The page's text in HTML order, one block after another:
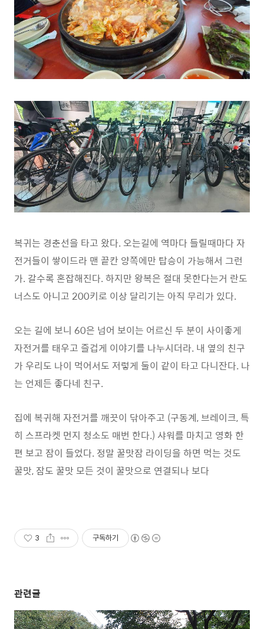
복귀는 경춘선을 타고 왔다. 오는길에 역마다 들릴때마다 자
전거들이 쌓이드라 맨 끝칸 양쪽에만 탑승이 가능해서 그런
가. 갈수록 혼잡해진다. 하지만 왕복은 절대 못한다는거 란도
너스도 아니고 200키로 이상 달리기는 아직 무리가 있다.
오는 길에 보니 60은 넘어 보이는 어르신 두 분이 사이좋게
자전거를 태우고 즐겁게 이야기를 나누시더라. 내 옆의 친구
가 우리도 나이 먹어서도 저렇게 둘이 같이 타고 다니잔다. 나
는 언제든 좋다네 친구.
집에 복귀해 자전거를 깨끗이 닦아주고 (구동계, 브레이크, 특
히 스프라켓 먼지 청소도 매번 한다.) 샤워를 마치고 영화 한
편 보고 잠이 들었다. 정말 꿀맛잠 라이딩을 하면 먹는 것도
꿀맛, 잠도 꿀맛 모든 것이 꿀맛으로 연결되나 보다
3 구독하기
관련글